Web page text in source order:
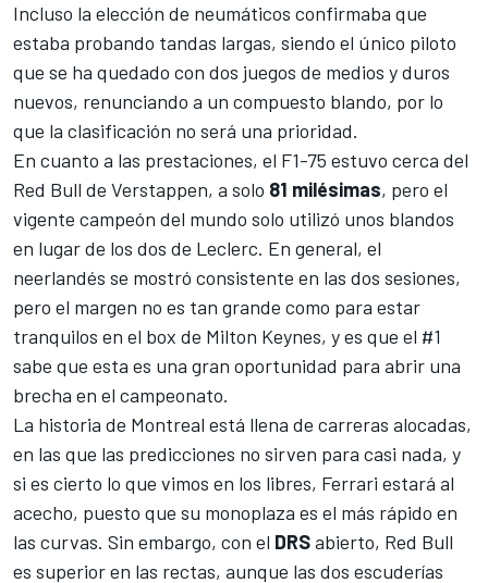
Incluso la elección de neumáticos confirmaba que
estaba probando tandas largas, siendo el único piloto
que se ha quedado con dos juegos de medios y duros
nuevos, renunciando a un compuesto blando, por lo
que la clasificación no será una prioridad.
En cuanto a las prestaciones, el F1-75 estuvo cerca del
Red Bull de Verstappen, a solo 81 milésimas, pero el
vigente campeón del mundo solo utilizó unos blandos
en lugar de los dos de Leclerc. En general, el
neerlandés se mostró consistente en las dos sesiones,
pero el margen no es tan grande como para estar
tranquilos en el box de Milton Keynes, y es que el #1
sabe que esta es una gran oportunidad para abrir una
brecha en el campeonato.
La historia de Montreal está llena de carreras alocadas,
en las que las predicciones no sirven para casi nada, y
si es cierto lo que vimos en los libres, Ferrari estará al
acecho, puesto que su monoplaza es el más rápido en
las curvas. Sin embargo, con el DRSabierto, Red Bull
es superior en las rectas, aunque las dos escuderías